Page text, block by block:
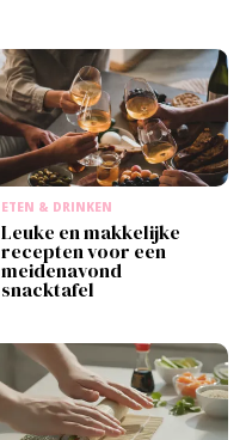
ETEN & DRINKEN
Leuke en makkelijke
recepten voor een
meidenavond
snacktafel